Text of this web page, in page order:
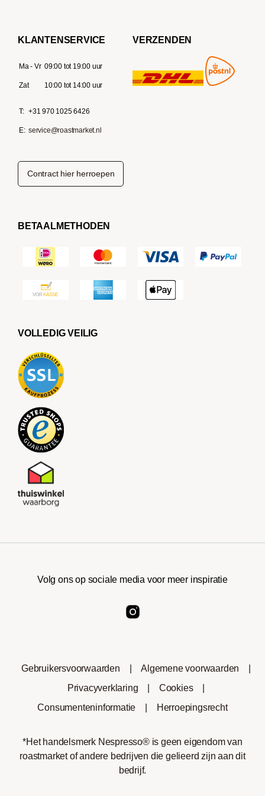
KLANTENSERVICE
Ma - Vr 09:00 tot 19:00 uur
Zat 10:00 tot 14:00 uur
T: +31 970 1025 6426
E: service@roastmarket.nl
VERZENDEN
Contract hier herroepen
BETAALMETHODEN
VOLLEDIG VEILIG
Volg ons op sociale media voor meer inspiratie
Gebruikersvoorwaarden Algemene voorwaarden
Privacyverklaring
Cookies
Consumenteninformatie
Herroepingsrecht
*Het handelsmerk Nespresso® is geen eigendom van
roastmarket of andere bedrijven die gelieerd zijn aan dit
bedrijf.